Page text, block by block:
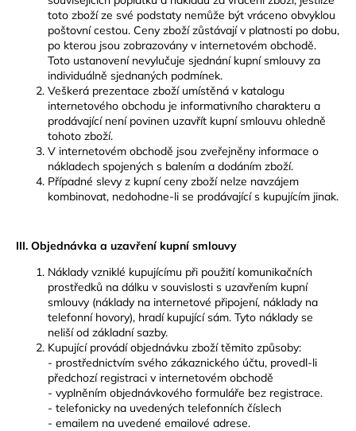
toto zboží ze své podstaty nemůže být vráceno obvyklou
poštovní cestou. Ceny zboží zůstávají v platnosti po dobu,
po kterou jsou zobrazovány v internetovém obchodě.
Toto ustanovení nevylučuje sjednání kupní smlouvy za
individuálně sjednaných podmínek.
Veškerá prezentace zboží umístěná v katalogu
internetového obchodu je informativního charakteru a
prodávající není povinen uzavřít kupní smlouvu ohledně
tohoto zboží.
V internetovém obchodě jsou zveřejněny informace o
nákladech spojených s balením a dodáním zboží.
Případné slevy z kupní ceny zboží nelze navzájem
kombinovat, nedohodne-li se prodávající s kupujícím jinak.
III. Objednávka a uzavření kupní smlouvy
Náklady vzniklé kupujícímu při použití komunikačních
prostředků na dálku v souvislosti s uzavřením kupní
smlouvy (náklady na internetové připojení, náklady na
telefonní hovory), hradí kupující sám. Tyto náklady se
neliší od základní sazby.
Kupující provádí objednávku zboží těmito způsoby:
- prostřednictvím svého zákaznického účtu, provedl-li
předchozí registraci v internetovém obchodě
- vyplněním objednávkového formuláře bez registrace.
- telefonicky na uvedených telefonních číslech
- emailem na uvedené emailové adrese.
100
899